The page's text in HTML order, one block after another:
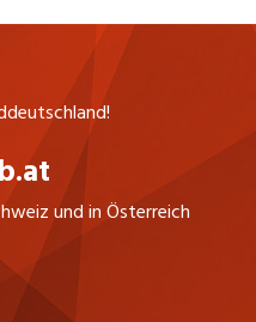
und in Österreich